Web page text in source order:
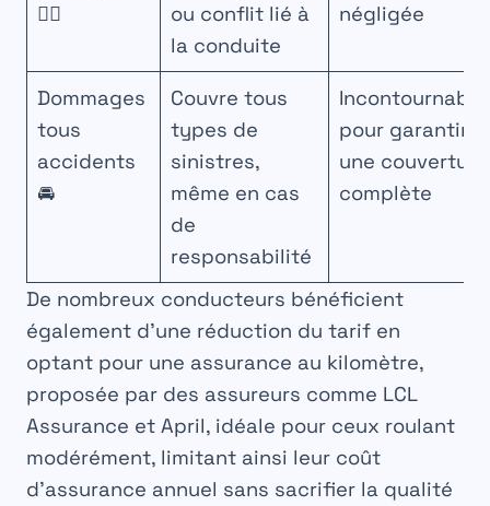
👩‍⚖️
ou conflit lié à
la conduite
négligée
Dommages
tous
accidents
🚘
Couvre tous
types de
sinistres,
même en cas
de
responsabilité
Incontournable
pour garantir
une couverture
complète
De nombreux conducteurs bénéficient
également d’une réduction du tarif en
optant pour une assurance au kilomètre,
proposée par des assureurs comme LCL
Assurance et April, idéale pour ceux roulant
modérément, limitant ainsi leur coût
d’assurance annuel sans sacrifier la qualité